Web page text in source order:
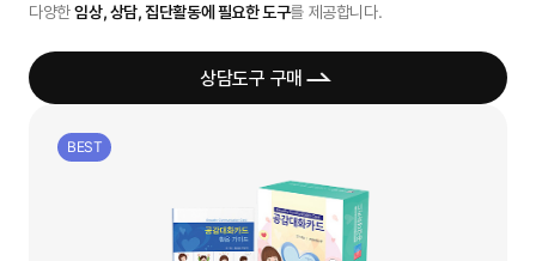
인싸이트는 '학지사 심리검사연구소'의 새 이름입니다.
다양한임상, 상담, 집단활동에 필요한 도구를 제공합니다.
상담도구 구매
BEST